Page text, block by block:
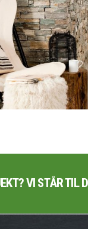
VI STÅR TIL